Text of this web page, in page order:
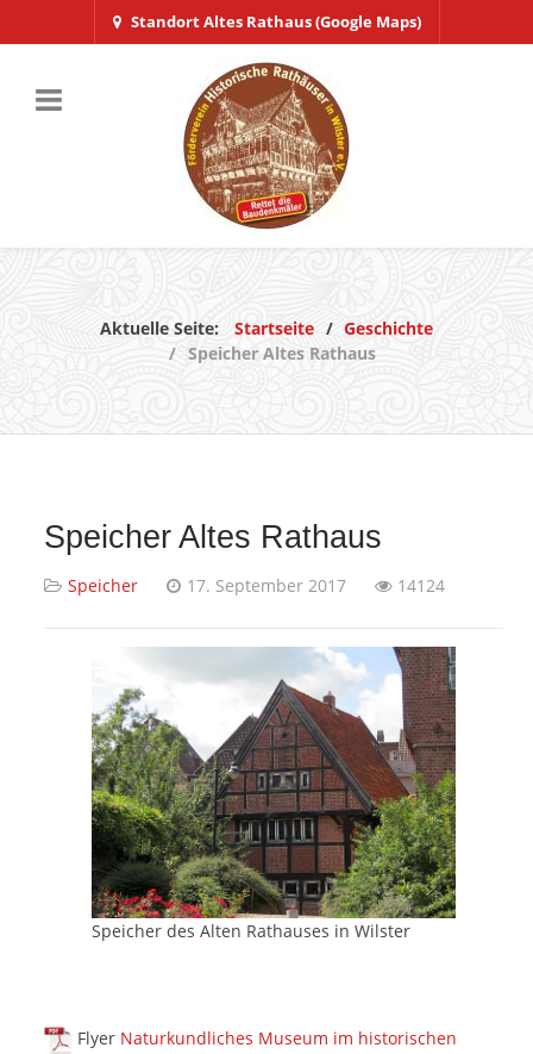
Standort Altes Rathaus (Google Maps)
Aktuelle Seite: Startseite
Geschichte
Speicher Altes Rathaus
Speicher Altes Rathaus
Speicher 17. September 2017 14124
Speicher des Alten Rathauses in Wilster
Flyer Naturkundliches Museum im historischen